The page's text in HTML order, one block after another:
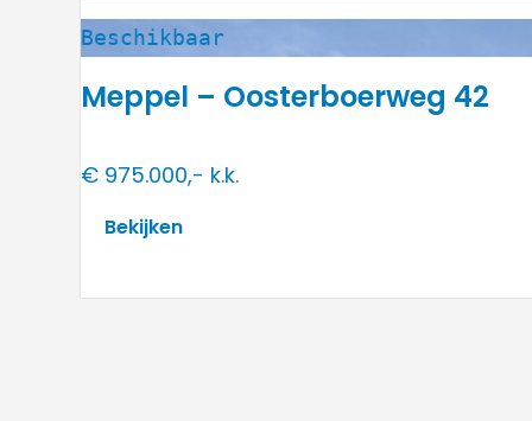
Beschikbaar
Meppel – Oosterboerweg 42
€ 975.000,- k.k.
Bekijken